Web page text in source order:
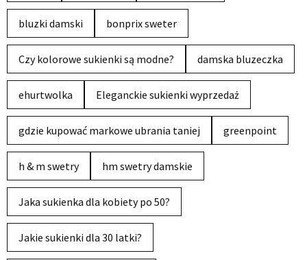
bluzki damski bonprix sweter
Czy kolorowe sukienki są modne? damska bluzeczka
ehurtwolka Eleganckie sukienki wyprzedaż
gdzie kupować markowe ubrania taniej greenpoint
h & m swetry hm swetry damskie
Jaka sukienka dla kobiety po 50?
Jakie sukienki dla 30 latki?